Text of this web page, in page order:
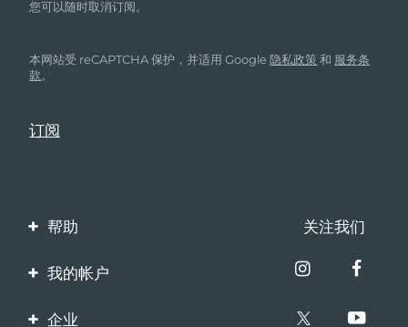
您可以随时取消订阅。
本网站受 reCAPTCHA 保护，并适用 Google隐私政策 和 服务条
款。
帮助
联系我们
关注我们
我的帐户
产品注册
企业